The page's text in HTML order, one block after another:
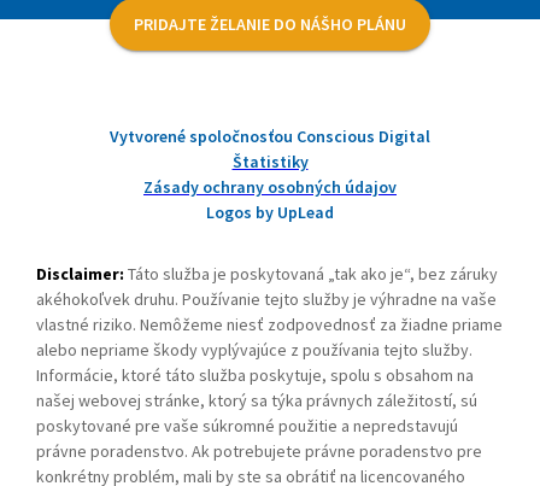
PRIDAJTE ŽELANIE DO NÁŠHO PLÁNU
Vytvorené spoločnosťou Conscious Digital
Štatistiky
Zásady ochrany osobných údajov
Logos by UpLead
Disclaimer: Táto služba je poskytovaná „tak ako je“, bez záruky
akéhokoľvek druhu. Používanie tejto služby je výhradne na vaše
vlastné riziko. Nemôžeme niesť zodpovednosť za žiadne priame
alebo nepriame škody vyplývajúce z používania tejto služby.
Informácie, ktoré táto služba poskytuje, spolu s obsahom na
našej webovej stránke, ktorý sa týka právnych záležitostí, sú
poskytované pre vaše súkromné použitie a nepredstavujú
právne poradenstvo. Ak potrebujete právne poradenstvo pre
konkrétny problém, mali by ste sa obrátiť na licencovaného